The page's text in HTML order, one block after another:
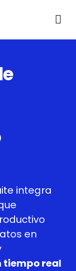
integra
en
tiempo real